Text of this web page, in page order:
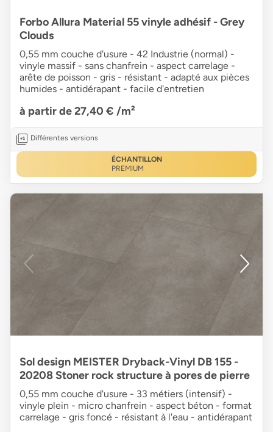
Forbo Allura Material 55 vinyle adhésif - Grey
Clouds
0,55 mm couche d'usure - 42 Industrie (normal) -
vinyle massif - sans chanfrein - aspect carrelage -
arête de poisson - gris - résistant - adapté aux pièces
humides - antidérapant - facile d'entretien
à partir de 27,40 € /m²
Différentes versions
ÉCHANTILLON
PREMIUM
Sol design MEISTER Dryback-Vinyl DB 155 -
20208 Stoner rock structure à pores de pierre
0,55 mm couche d'usure - 33 métiers (intensif) -
vinyle plein - micro chanfrein - aspect béton - format
carrelage - gris foncé - résistant à l'eau - antidérapant